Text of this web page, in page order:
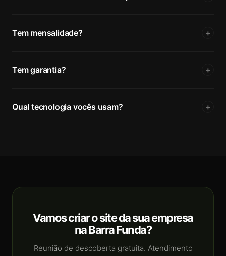
Tem mensalidade? +
Tem garantia? +
Qual tecnologia vocês usam? +
Vamos criar o site da sua empresa
na Barra Funda?
Reunião de descoberta gratuita. Atendimento